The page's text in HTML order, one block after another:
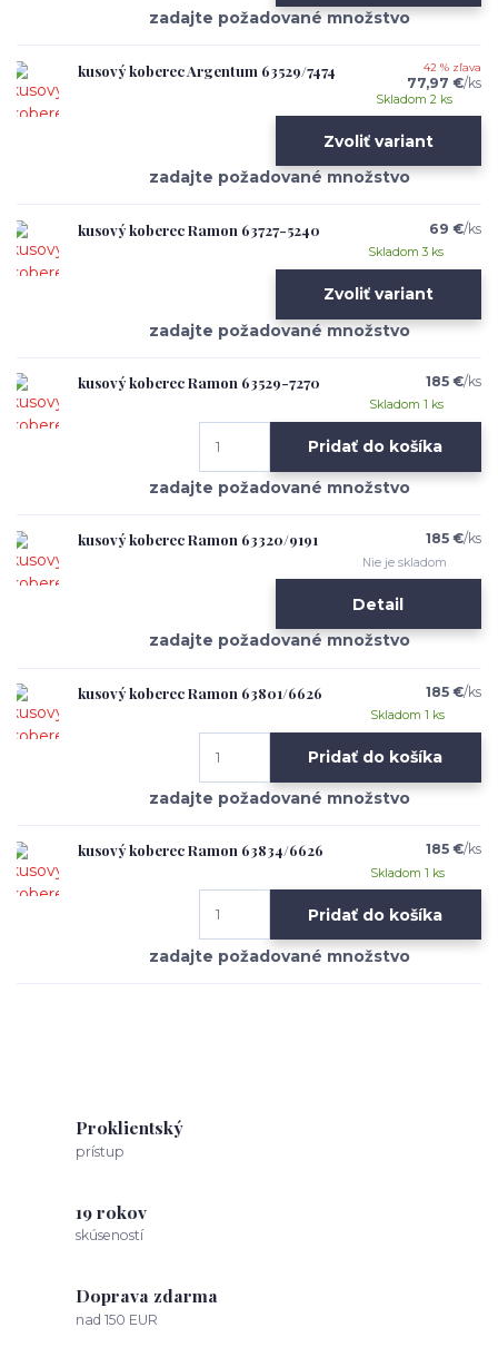
kusový koberec Argentum 63529/7474 42 % zľava
77,97 €/ks
Skladom 2 ks
Zvoliť variant
kusový koberec Ramon 63727-5240 69 €/ks
Skladom 3 ks
Zvoliť variant
kusový koberec Ramon 63529-7270 185 €/ks
Skladom 1 ks
Pridať do košíka
kusový koberec Ramon 63320/9191 185 €/ks
Nie je skladom
Detail
kusový koberec Ramon 63801/6626 185 €/ks
Skladom 1 ks
Pridať do košíka
kusový koberec Ramon 63834/6626 185 €/ks
Skladom 1 ks
Pridať do košíka
Proklientský
prístup
19 rokov
skúseností
Doprava zdarma
nad 150 EUR